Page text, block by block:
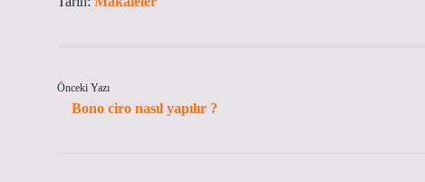
Önceki Yazı
Bono ciro nasıl yapılır ?